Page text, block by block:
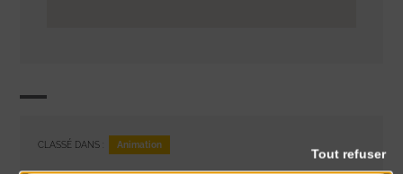
CLASSÉ DANS : Animation
Tout refuser